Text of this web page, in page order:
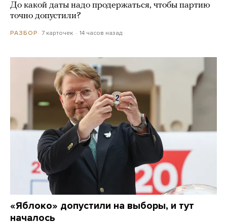
До какой даты надо продержаться, чтобы партию
точно допустили?
РАЗБОР 7 карточек 14 часов назад
«Яблоко» допустили на выборы, и тут
началось